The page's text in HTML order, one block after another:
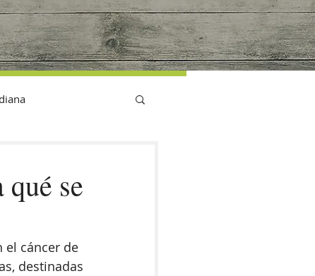
se
el cáncer de
destinadas